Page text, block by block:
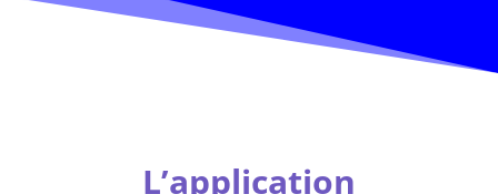
L’application